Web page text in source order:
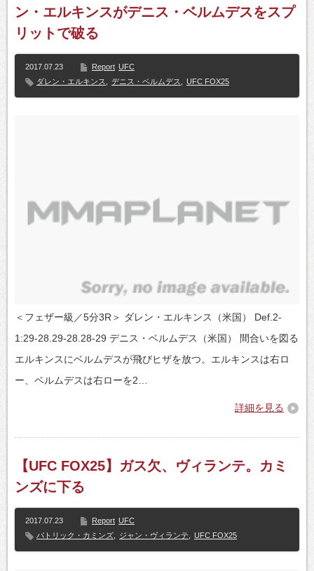
ン・エルキンスがデニス・ベルムデスをスプ
リットで破る
2017.07.23 Report UFC
ダレン・エルキンス
デニス・ベルムデス UFC FOX25
＜フェザー級／5分3R＞ ダレン・エルキンス（米国） Def.2-
1:29-28.29-28.28-29 デニス・ベルムデス（米国） 間合いを図る
エルキンスにベルムデスが飛びヒザを放つ。エルキンスは右ロ
ー、ベルムデスは右ローを2…
詳細を見る
【UFC FOX25】ガス欠、ヴィランテ。カミ
ンズに下る
2017.07.23 Report UFC
パトリック・カミンズ
ジャン・ヴィランテ UFC FOX25